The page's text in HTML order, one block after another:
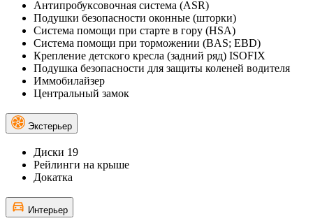
Антипробуксовочная система (ASR)
Подушки безопасности оконные (шторки)
Система помощи при старте в гору (HSA)
Система помощи при торможении (BAS; EBD)
Крепление детского кресла (задний ряд) ISOFIX
Подушка безопасности для защиты коленей водителя
Иммобилайзер
Центральный замок
Экстерьер
Диски 19
Рейлинги на крыше
Докатка
Интерьер